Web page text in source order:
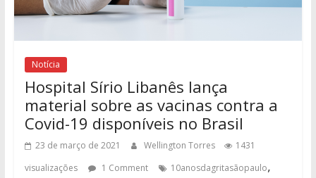
Notícia
Hospital Sírio Libanês lança
material sobre as vacinas contra a
Covid-19 disponíveis no Brasil
23 de março de 2021 Wellington Torres
1431
visualizações
1 Comment 10anosdagritasãopaulo,